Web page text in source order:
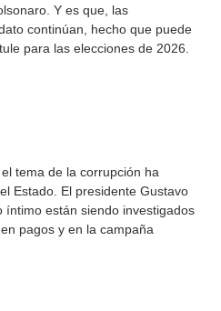
Y es que, las
continúan, hecho que puede
para las elecciones de 2026.
tema de la corrupción ha
Estado. El presidente Gustavo
íntimo están siendo investigados
pagos y en la campaña